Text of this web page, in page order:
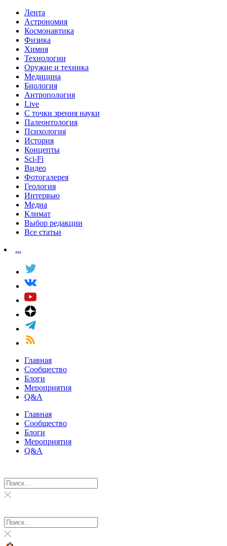
Лента
Астрономия
Космонавтика
Физика
Химия
Технологии
Оружие и техника
Медицина
Биология
Антропология
Live
С точки зрения науки
Палеонтология
Психология
История
Концепты
Sci-Fi
Видео
Фотогалерея
Геология
Интервью
Медиа
Климат
Выбор редакции
Все статьи
...
Главная
Сообщество
Блоги
Мероприятия
Q&A
Главная
Сообщество
Блоги
Мероприятия
Q&A